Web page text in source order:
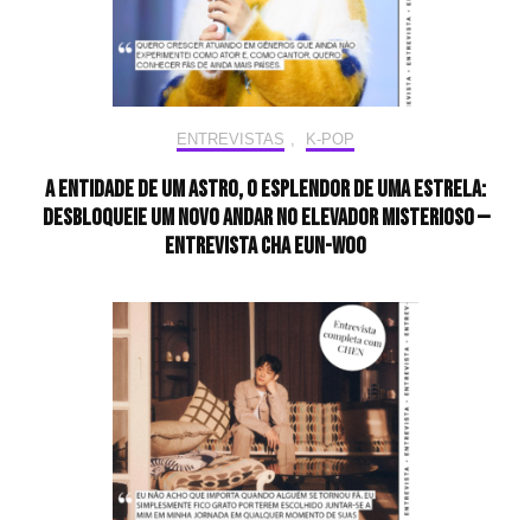
ENTREVISTAS , K-POP
A entidade de um astro, o esplendor de uma estrela:
desbloqueie um novo andar no elevador misterioso —
Entrevista CHA EUN-WOO